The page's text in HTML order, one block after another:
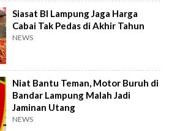
Siasat BI Lampung Jaga Harga
Cabai Tak Pedas di Akhir Tahun
NEWS
Niat Bantu Teman, Motor Buruh di
Bandar Lampung Malah Jadi
Jaminan Utang
NEWS